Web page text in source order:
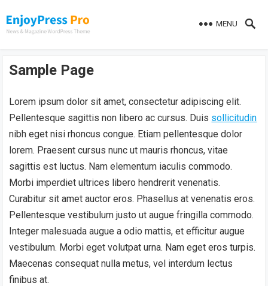
MENU
Sample Page
Lorem ipsum dolor sit amet, consectetur adipiscing elit.
Pellentesque sagittis non libero ac cursus. Duis sollicitudin
nibh eget nisi rhoncus congue. Etiam pellentesque dolor
lorem. Praesent cursus nunc ut mauris rhoncus, vitae
sagittis est luctus. Nam elementum iaculis commodo.
Morbi imperdiet ultrices libero hendrerit venenatis.
Curabitur sit amet auctor eros. Phasellus at venenatis eros.
Pellentesque vestibulum justo ut augue fringilla commodo.
Integer malesuada augue a odio mattis, et efficitur augue
vestibulum. Morbi eget volutpat urna. Nam eget eros turpis.
Maecenas consequat nulla metus, vel interdum lectus
finibus at.